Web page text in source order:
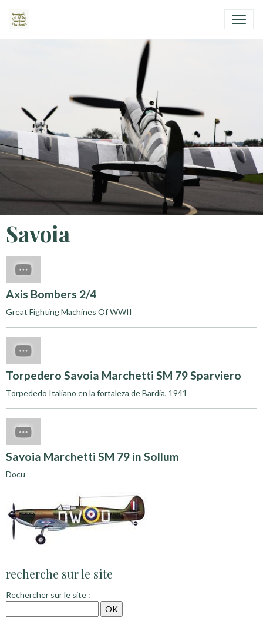
Savoia
Axis Bombers 2/4
Great Fighting Machines Of WWII
Torpedero Savoia Marchetti SM 79 Sparviero
Torpededo Italiano en la fortaleza de Bardia, 1941
Savoia Marchetti SM 79 in Sollum
Docu
recherche sur le site
Rechercher sur le site :